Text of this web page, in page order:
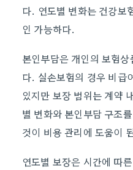
다. 연도별 변화는 건강보
인 가능하다.
본인부담은 개인의 보험
다. 실손보험의 경우 비급
있지만 보장 범위는 계약
별 변화와 본인부담 구조
것이 비용 관리에 도움이
연도별 보장은 시간에 따